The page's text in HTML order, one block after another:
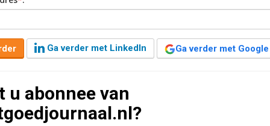
OFF 5TH zet eerste
hun intrede in Nederland, ook
stappen. Wat kunnen we verwachten en waar
Ga verder met LinkedIn Ga verder met Google
u abonnee van